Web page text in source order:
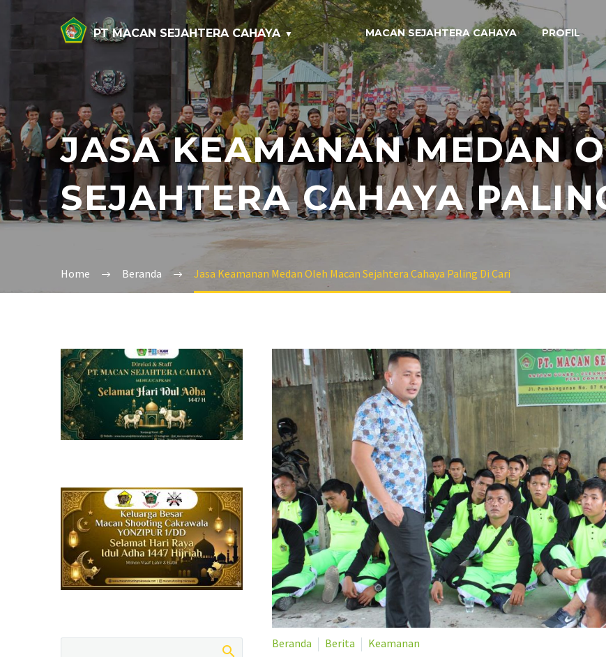
PT MACAN SEJAHTERA CAHAYA MACAN SEJAHTERA CAHAYA PROFIL
JASA KEAMANAN MEDAN
SEJAHTERA CAHAYA
Home Beranda Jasa Keamanan Medan Oleh Macan Sejahtera Cahaya Paling Di Cari
Beranda Berita Keamanan